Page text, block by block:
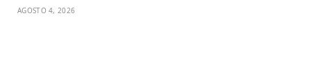
AGOSTO 4, 2026